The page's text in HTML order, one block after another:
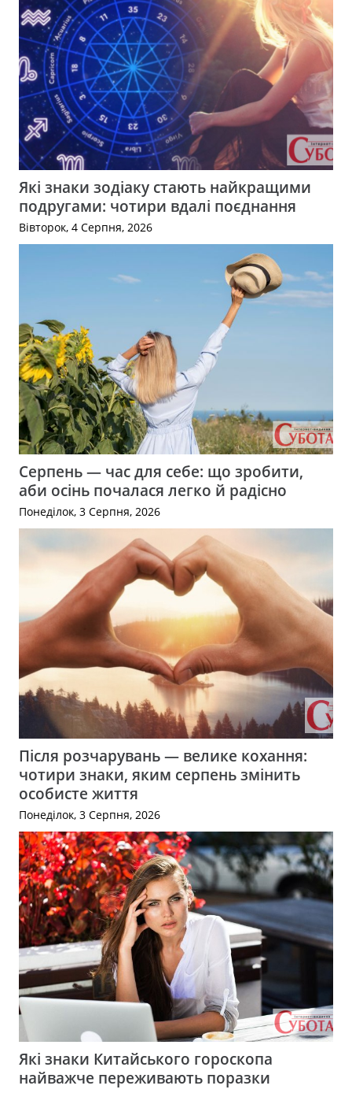
Які знаки зодіаку стають найкращими
подругами: чотири вдалі поєднання
Вівторок, 4 Серпня, 2026
Серпень — час для себе: що зробити,
аби осінь почалася легко й радісно
Понеділок, 3 Серпня, 2026
Після розчарувань — велике кохання:
чотири знаки, яким серпень змінить
особисте життя
Понеділок, 3 Серпня, 2026
Які знаки Китайського гороскопа
найважче переживають поразки